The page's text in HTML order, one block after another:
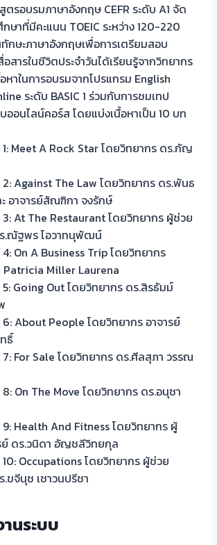
ภาษาอังกฤษ CEFR ระดับ A1 จัด
ษาที่มีคะแนน TOEIC ระหว่าง 120-220
กษะภาษาอังกฤษเพื่อการเตรียมสอบ
อสารในชีวิตประจำวันได้เรียนรู้จากวิทยากร
หาในการอบรมจากโปรแกรม English
ระดับ BASIC 1 ร่วมกับการชมเทป
ออนไลน์คอร์ส โดยแบ่งเนื้อหาเป็น 10 บท
A Rock Star โดยวิทยากร ดร.กัญ
The Law โดยวิทยากร ดร.พันธ
อาจารย์สัณฑิกา จงรักษ์
Restaurant โดยวิทยากร ผู้ช่วย
.ณัฐพร โอวาทนุพัฒน์
Business Trip โดยวิทยากร
Patricia Miller Laurena
Out โดยวิทยากร ดร.สิรธัมม์
People โดยวิทยากร อาจารย์
ธิ์
โดยวิทยากร ดร.ศีลสุภา วรรณ
Move โดยวิทยากร ดร.อนุชา
And Fitness โดยวิทยากร ผู้
ย์ ดร.วนิดา อัญชลีวิทยกุล
โดยวิทยากร ผู้ช่วย
ขจีนุช เชาวนปรีชา
านระบบ